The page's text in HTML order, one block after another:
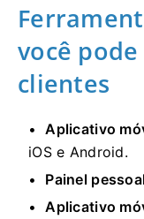
você
clientes
Aplicativo
iOS e Android.
Painel
Aplicativo